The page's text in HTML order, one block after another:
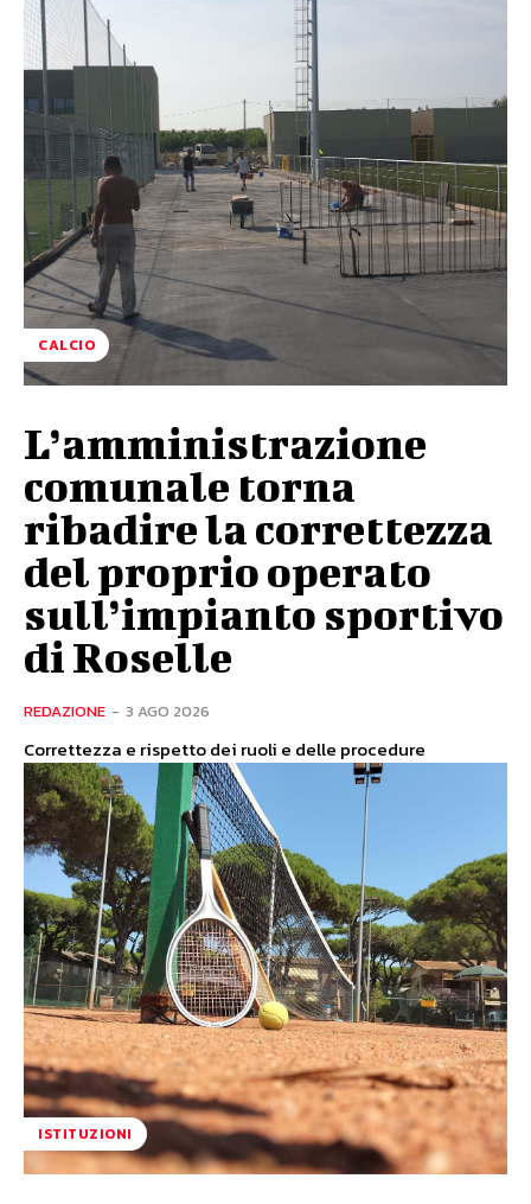
CALCIO
L’amministrazione
comunale torna
ribadire la correttezza
del proprio operato
sull’impianto sportivo
di Roselle
REDAZIONE - 3 AGO 2026
Correttezza e rispetto dei ruoli e delle procedure
ISTITUZIONI